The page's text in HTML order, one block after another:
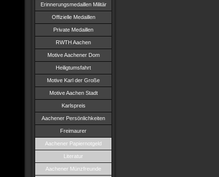
Erinnerungsmedaillen Militär
Offizielle Medaillen
Private Medaillen
RWTH Aachen
Motive Aachener Dom
Heiligtumsfahrt
Motive Karl der Große
Motive Aachen Stadt
Karlspreis
Aachener Persönlichkeiten
Freimaurer
Aachener Papiernotgeld
Literatur
Aachener Münzfreunde